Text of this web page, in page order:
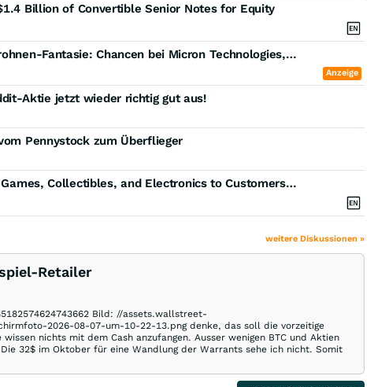
Billion of Convertible Senior Notes for Equity
Chip-Tech-Dominanz, eBay-Schlacht und Drohnen-Fantasie: Chancen bei Micron Technologies, Microsoft, GameStop und Volatus Aerospace!
Anzeige
Aktie jetzt wieder richtig gut aus!
Pennystock zum Überflieger
GameStop Joins Uber Eats to Deliver Video Games, Collectibles, and Electronics to Customers Nationwide
weitere Diskussionen »
Retailer
Bild: //assets.wallstreet-
2026-08-07-um-10-22-13.png denke, das soll die vorzeitige
nichts mit dem Cash anzufangen. Ausser wenigen BTC und Aktien
32$ im Oktober für eine Wandlung der Warrants sehe ich nicht. Somit